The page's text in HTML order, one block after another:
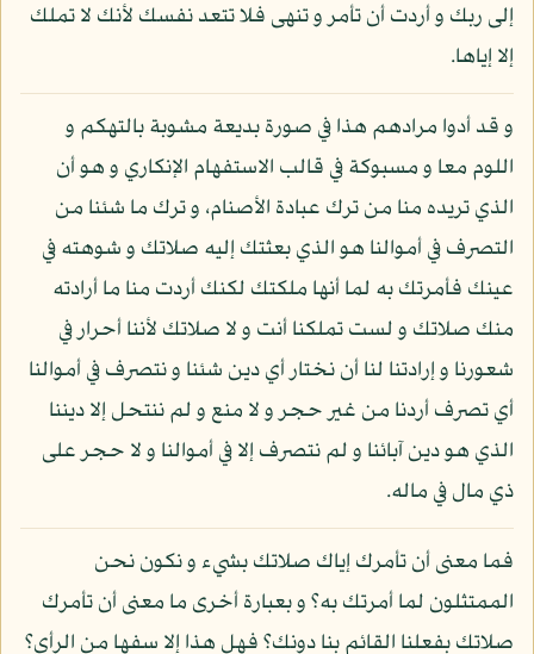
إلى ربك و أردت أن تأمر و تنهى فلا تتعد نفسك لأنك لا تملك
إلا إياها.
و قد أدوا مرادهم هذا في صورة بديعة مشوبة بالتهكم و
اللوم معا و مسبوكة في قالب الاستفهام الإنكاري و هو أن
الذي تريده منا من ترك عبادة الأصنام، و ترك ما شئنا من
التصرف في أموالنا هو الذي بعثتك إليه صلاتك و شوهته في
عينك فأمرتك به لما أنها ملكتك لكنك أردت منا ما أرادته
منك صلاتك و لست تملكنا أنت و لا صلاتك لأننا أحرار في
شعورنا و إرادتنا لنا أن نختار أي دين شئنا و نتصرف في أموالنا
أي تصرف أردنا من غير حجر و لا منع و لم ننتحل إلا ديننا
الذي هو دين آبائنا و لم نتصرف إلا في أموالنا و لا حجر على
ذي مال في ماله.
فما معنى أن تأمرك إياك صلاتك بشيء و نكون نحن
الممتثلون لما أمرتك به؟ و بعبارة أخرى ما معنى أن تأمرك
صلاتك بفعلنا القائم بنا دونك؟ فهل هذا إلا سفها من الرأي؟